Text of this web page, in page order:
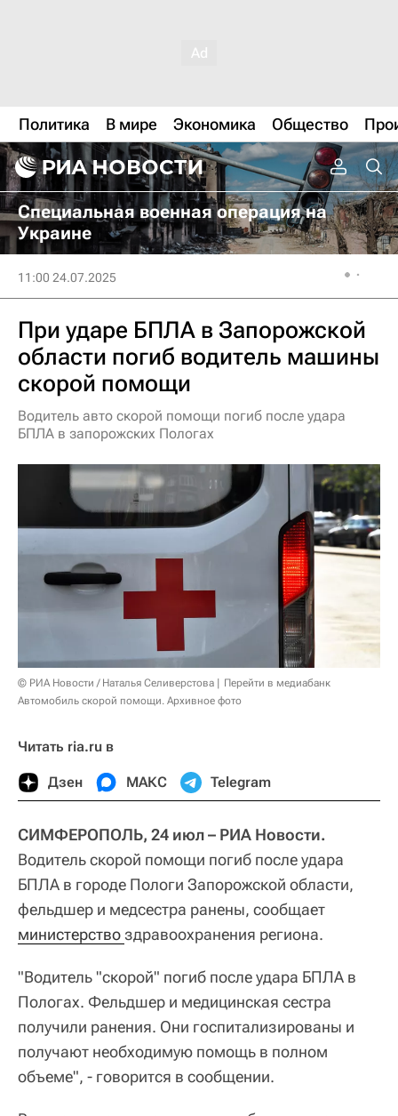
Политика В мире Экономика Общество
Специальная военная операция на
Украине
11:00 24.07.2025
При ударе БПЛА в Запорожской
области погиб водитель машины
скорой помощи
Водитель авто скорой помощи погиб после удара
БПЛА в запорожских Пологах
© РИА Новости / Наталья Селиверстова
Перейти в медиабанк
Автомобиль скорой помощи. Архивное фото
Читать ria.ru в
Дзен МАКС Telegram
СИМФЕРОПОЛЬ, 24 июл – РИА Новости.
Водитель скорой помощи погиб после удара
БПЛА в городе Пологи Запорожской области,
фельдшер и медсестра ранены, сообщает
министерство здравоохранения региона.
"Водитель "скорой" погиб после удара БПЛА в
Пологах. Фельдшер и медицинская сестра
получили ранения. Они госпитализированы и
получают необходимую помощь в полном
объеме", - говорится в сообщении.